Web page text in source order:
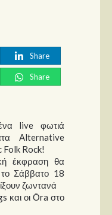
Share
Share
live φωτιά
Alternative
Folk Rock!
έκφραση θα
Σάββατο 18
ζωντανά
και οι Ōra στο